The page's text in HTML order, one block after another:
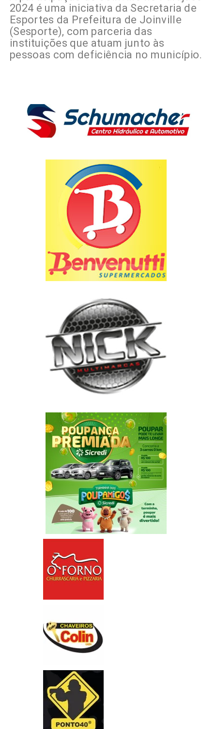
2024 é uma iniciativa da Secretaria de
Esportes da Prefeitura de Joinville
(Sesporte), com parceria das
instituições que atuam junto às
pessoas com deficiência no município.